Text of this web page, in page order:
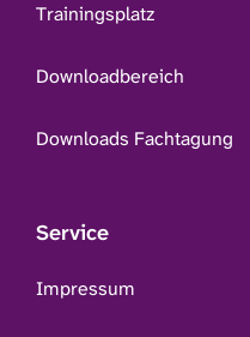
Trainingsplatz
Downloadbereich
Downloads Fachtagung
Service
Impressum